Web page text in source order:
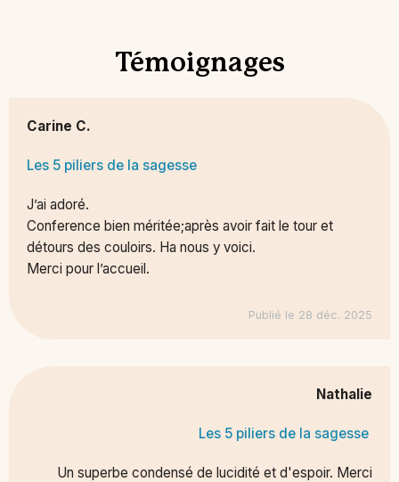
Témoignages
Carine C.
Les 5 piliers de la sagesse
J’ai adoré.
Conference bien méritée;après avoir fait le tour et
détours des couloirs. Ha nous y voici.
Merci pour l’accueil.
Publié le 28 déc. 2025
Nathalie
Les 5 piliers de la sagesse
Un superbe condensé de lucidité et d'espoir. Merci